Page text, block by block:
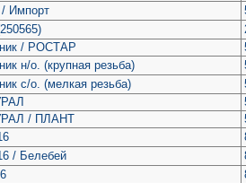
/ Импорт
/ РОСТАР
н/о. (крупная резьба)
с/о. (мелкая резьба)
УРАЛ / ПЛАНТ
/ Белебей